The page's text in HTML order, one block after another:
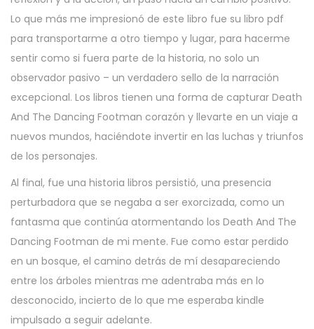
Lo que más me impresionó de este libro fue su libro pdf
para transportarme a otro tiempo y lugar, para hacerme
sentir como si fuera parte de la historia, no solo un
observador pasivo – un verdadero sello de la narración
excepcional. Los libros tienen una forma de capturar Death
And The Dancing Footman corazón y llevarte en un viaje a
nuevos mundos, haciéndote invertir en las luchas y triunfos
de los personajes.
Al final, fue una historia libros persistió, una presencia
perturbadora que se negaba a ser exorcizada, como un
fantasma que continúa atormentando los Death And The
Dancing Footman de mi mente. Fue como estar perdido
en un bosque, el camino detrás de mí desapareciendo
entre los árboles mientras me adentraba más en lo
desconocido, incierto de lo que me esperaba kindle
impulsado a seguir adelante.